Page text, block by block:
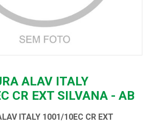
ALAV ITALY
CR EXT SILVANA - AB
ITALY 1001/10EC CR EXT